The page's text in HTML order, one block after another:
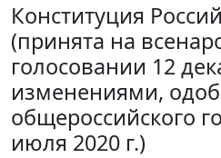
Конституция
(принята на
голосовании 12
изменениями,
общероссийского
июля 2020 г.)